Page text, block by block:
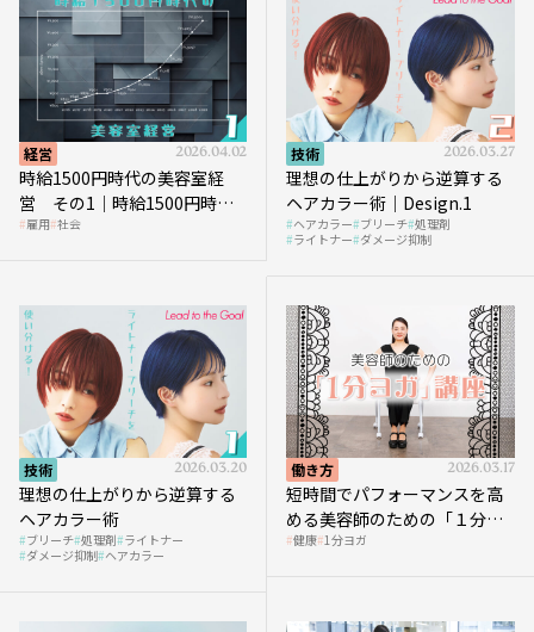
経営 2026.04.02
時給1500円時代の美容室経
営 その1｜時給1500円時代
へ向かう社会的背景
雇用 社会
技術 2026.03.27
理想の仕上がりから逆算する
ヘアカラー術｜Design.1
ヘアカラー ブリーチ 処理剤
ライトナー ダメージ抑制
技術 2026.03.20
理想の仕上がりから逆算する
ヘアカラー術
ブリーチ 処理剤 ライトナー
ダメージ抑制 ヘアカラー
働き方 2026.03.17
短時間でパフォーマンスを高
める美容師のための「１分ヨ
ガ」講座｜実践編
健康 1分ヨガ